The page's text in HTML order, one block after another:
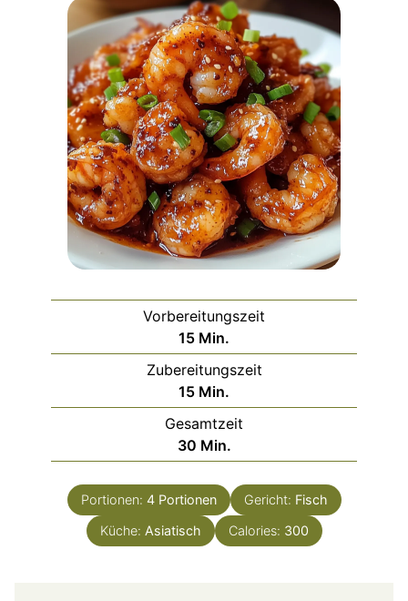
Vorbereitungszeit
15Minuten
Min.
Zubereitungszeit
15Minuten
Min.
Gesamtzeit
30Minuten
Min.
Portionen: 4 Portionen Gericht: Fisch
Küche: Asiatisch Calories: 300